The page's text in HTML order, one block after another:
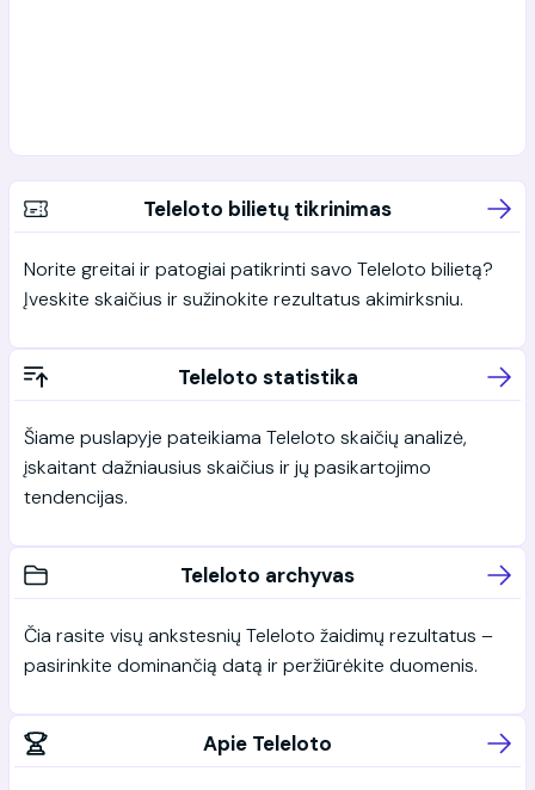
Teleloto bilietų tikrinimas
Norite greitai ir patogiai patikrinti savo Teleloto bilietą?
Įveskite skaičius ir sužinokite rezultatus akimirksniu.
Teleloto statistika
Šiame puslapyje pateikiama Teleloto skaičių analizė,
įskaitant dažniausius skaičius ir jų pasikartojimo
tendencijas.
Teleloto archyvas
Čia rasite visų ankstesnių Teleloto žaidimų rezultatus –
pasirinkite dominančią datą ir peržiūrėkite duomenis.
Apie Teleloto